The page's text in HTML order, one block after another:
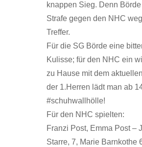
knappen Sieg. Denn
Strafe gegen den NHC
Treffer.
Für die SG Börde eine
Kulisse; für den NHC ein
zu Hause mit dem
der 1.Herren lädt man ab
#schuhwallhölle!
Für den NHC spielten:
Franzi Post, Emma Post –
Starre, 7, Marie Barnkothe